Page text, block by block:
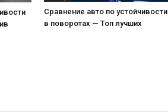
Сравнение авто по устойчивости
в поворотах — Топ лучших